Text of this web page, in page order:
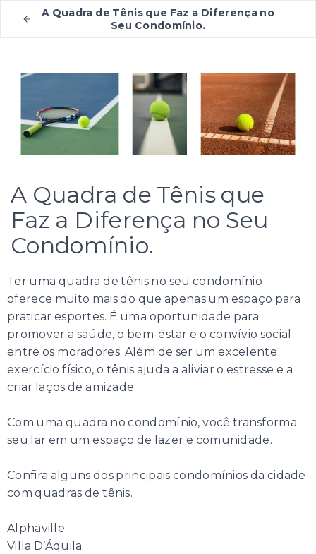
A Quadra de Tênis que Faz a Diferença no
Seu Condomínio.
A Quadra de Tênis que
Faz a Diferença no Seu
Condomínio.
Ter uma quadra de tênis no seu condomínio
oferece muito mais do que apenas um espaço para
praticar esportes. É uma oportunidade para
promover a saúde, o bem-estar e o convívio social
entre os moradores. Além de ser um excelente
exercício físico, o tênis ajuda a aliviar o estresse e a
criar laços de amizade.
Com uma quadra no condomínio, você transforma
seu lar em um espaço de lazer e comunidade.
Confira alguns dos principais condomínios da cidade
com quadras de tênis.
Alphaville
Villa D’Áquila